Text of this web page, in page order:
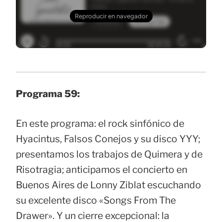
Programa 59:
En este programa: el rock sinfónico de
Hyacintus, Falsos Conejos y su disco YYY;
presentamos los trabajos de Quimera y de
Risotragia; anticipamos el concierto en
Buenos Aires de Lonny Ziblat escuchando
su excelente disco «Songs From The
Drawer». Y un cierre excepcional: la